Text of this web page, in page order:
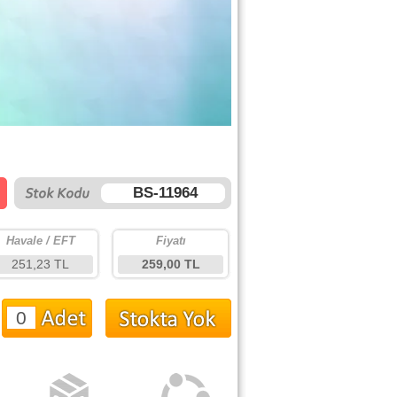
BS-11964
Fiyatı
259,00 TL
Havale / EFT
251,23 TL